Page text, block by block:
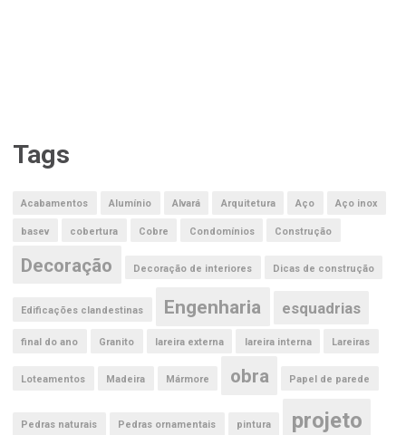
Tags
Acabamentos Alumínio Alvará Arquitetura Aço Aço inox
basev cobertura Cobre Condomínios Construção
Decoração Decoração de interiores Dicas de construção
Edificações clandestinas Engenharia esquadrias
final do ano Granito lareira externa lareira interna Lareiras
Loteamentos Madeira Mármore obra Papel de parede
Pedras naturais Pedras ornamentais pintura projeto